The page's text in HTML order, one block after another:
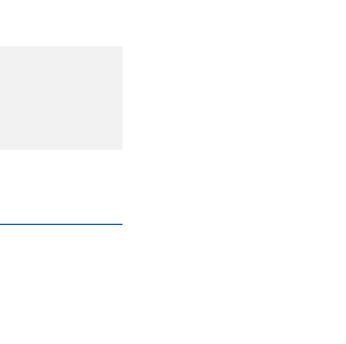
em Guimarães
Ibérico de Gestores